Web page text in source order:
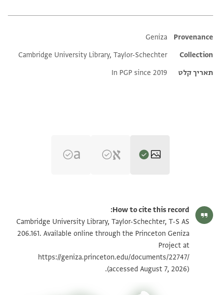
Additional metadata
Provenance
Geniza
Collection
Cambridge University Library, Taylor-Schechter
תאריך קלט
In PGP since 2019
T-S AS 206.161 1v הגדל וסובב
תנאי היתר שימוש בתצלום
How to cite this record:
Cambridge University Library, Taylor-Schechter, T-S AS
206.161. Available online through the Princeton Geniza
Project at
https://geniza.princeton.edu/documents/22747/
(accessed August 7, 2026).